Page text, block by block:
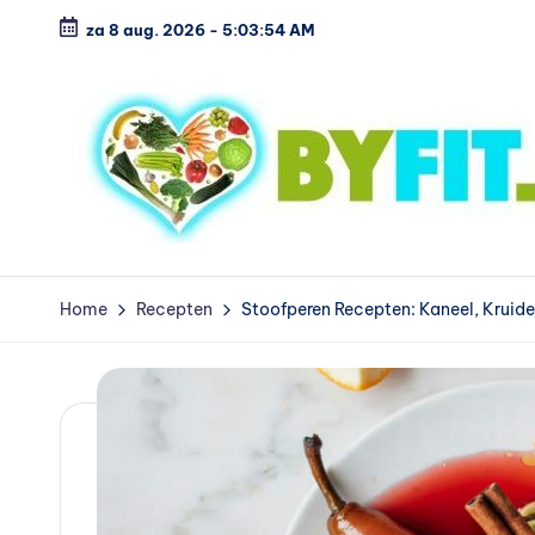
za 8 aug. 2026 - 5:03:55 AM
B
i
l
en
voordelig
Home Recepten Stoofperen Recepten: Kaneel,